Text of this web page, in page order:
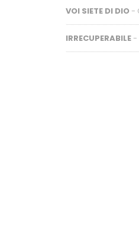
VOI SIETE DI DIO -
IRRECUPERABILE -